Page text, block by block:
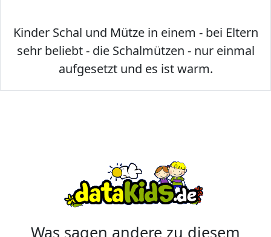
Kinder Schal und Mütze in einem - bei Eltern
sehr beliebt - die Schalmützen - nur einmal
aufgesetzt und es ist warm.
Was sagen andere zu diesem